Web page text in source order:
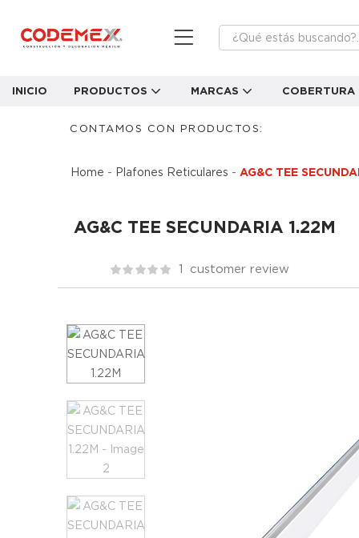
INICIO PRODUCTOS MARCAS COBERTURA
CONTAMOS CON PRODUCTOS:
Home - Plafones Reticulares - AG&C TEE
AG&C TEE SECUNDARIA 1.22M
1 customer review